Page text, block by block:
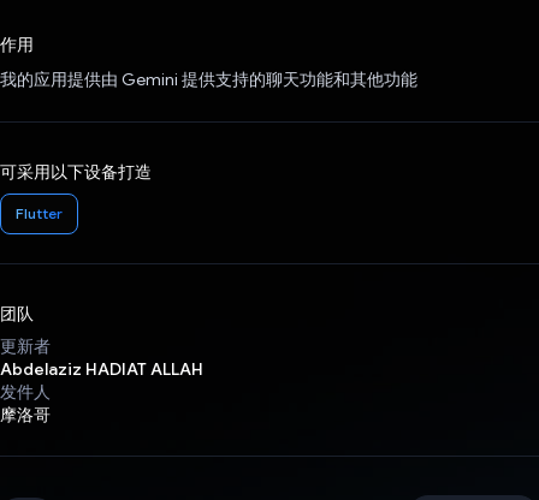
作用
我的应用提供由 Gemini 提供支持的聊天功能和其他功能
可采用以下设备打造
Flutter
团队
更新者
Abdelaziz HADIAT ALLAH
发件人
摩洛哥